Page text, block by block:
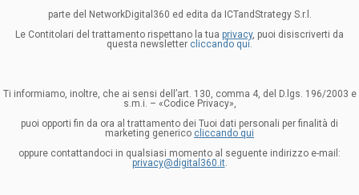
parte del NetworkDigital360 ed edita da ICTandStrategy S.r.l.
Le Contitolari del trattamento rispettano la tua privacy, puoi disiscriverti da
questa newsletter cliccando qui.
Ti informiamo, inoltre, che ai sensi dell’art. 130, comma 4, del D.lgs. 196/2003 e
s.m.i. – «Codice Privacy»,
puoi opporti fin da ora al trattamento dei Tuoi dati personali per finalità di
marketing generico cliccando qui
oppure contattandoci in qualsiasi momento al seguente indirizzo e-mail:
privacy@digital360.it.